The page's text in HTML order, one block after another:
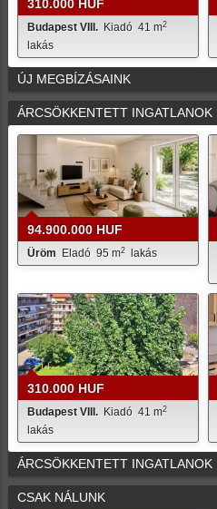
310.000 HUF
Budapest VIII. Kiadó 41 m2
lakás
ÚJ MEGBÍZÁSAINK
ÁRCSÖKKENTETT INGATLANOK
94.900.000 HUF
Üröm Eladó 95 m2 lakás
310.000 HUF
Budapest VIII. Kiadó 41 m2
lakás
ÁRCSÖKKENTETT INGATLANOK
CSAK NÁLUNK